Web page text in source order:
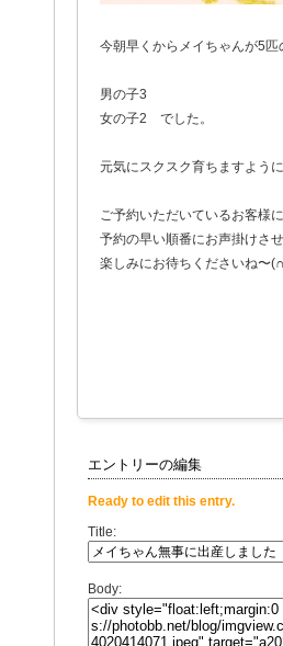
今朝早くからメイちゃんが5匹
男の子3
女の子2 でした。
元気にスクスク育ちますよう
ご予約いただいているお客様
予約の早い順番にお声掛けさ
楽しみにお待ちくださいね〜
エントリーの編集
Ready to edit this entry.
Title:
Body: